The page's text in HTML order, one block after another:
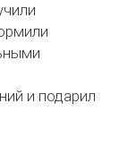
и подарил